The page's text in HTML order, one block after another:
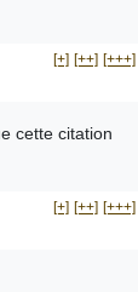
[+] [++] [+++]
cette citation
[+] [++] [+++]